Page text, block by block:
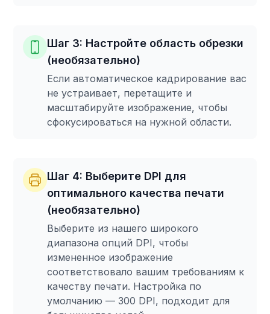
Шаг 3: Настройте область обрезки
(необязательно)
Если автоматическое кадрирование вас
не устраивает, перетащите и
масштабируйте изображение, чтобы
сфокусироваться на нужной области.
Шаг 4: Выберите DPI для
оптимального качества печати
(необязательно)
Выберите из нашего широкого
диапазона опций DPI, чтобы
измененное изображение
соответствовало вашим требованиям к
качеству печати. Настройка по
умолчанию — 300 DPI, подходит для